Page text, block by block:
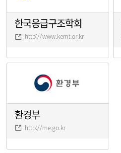
한국응급구조학회
http://www.kemt.or.kr
환경부
http://me.go.kr